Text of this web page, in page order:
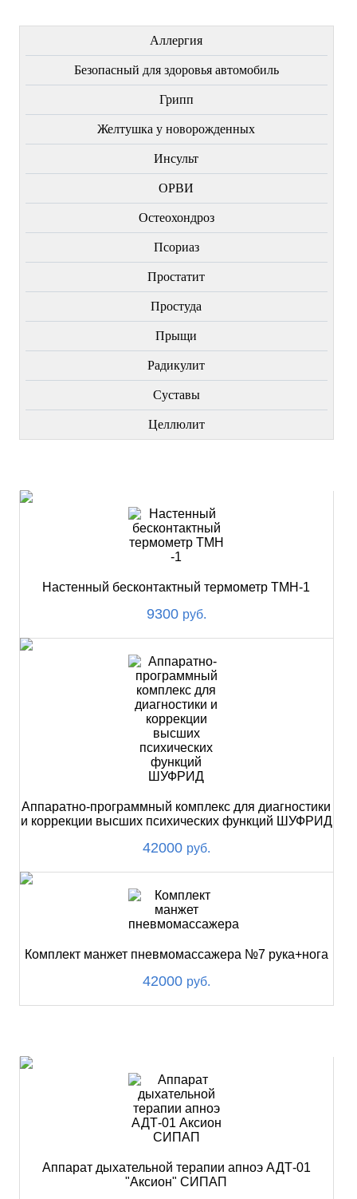
Аллергия
Безопасный для здоровья автомобиль
Грипп
Желтушка у новорожденных
Инсульт
ОРВИ
Остеохондроз
Пcориаз
Простатит
Простуда
Прыщи
Радикулит
Суставы
Целлюлит
Настенный бесконтактный термометр ТМН-1
9300 руб.
Аппаратно-программный комплекс для диагностики
и коррекции высших психических функций ШУФРИД
42000 руб.
Комплект манжет пневмомассажера №7 рука+нога
42000 руб.
Аппарат дыхательной терапии апноэ АДТ-01
"Аксион" СИПАП